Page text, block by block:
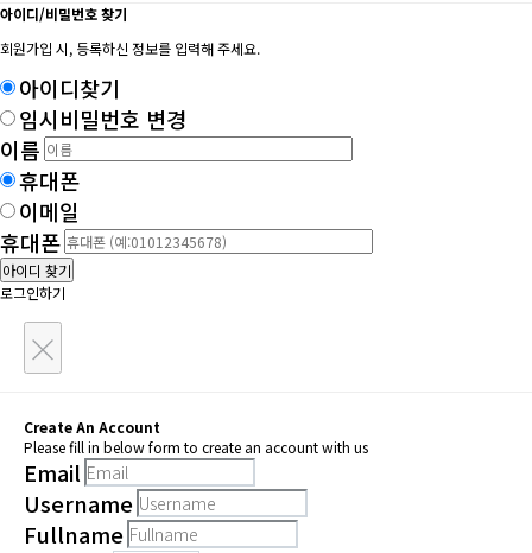
아이디/비밀번호 찾기
회원가입 시, 등록하신 정보를 입력해 주세요.
아이디찾기
임시비밀번호 변경
이름
휴대폰
이메일
휴대폰
아이디 찾기
로그인하기
×
Create An Account
Please fill in below form to create an account with us
Email
Username
Fullname